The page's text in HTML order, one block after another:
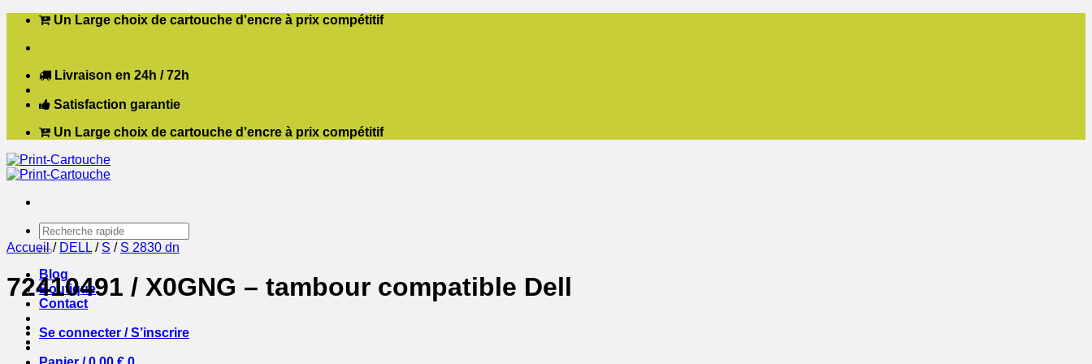
Passer
contenu
Un Large choix de cartouche d'encre à prix compétitif
Livraison en 24h / 72h
Satisfaction garantie
Un Large choix de cartouche d'encre à prix compétitif
Recherche
pour :
Blog
Boutique
Contact
Se connecter / S’inscrire
Accueil / DELL / S / S 2830 dn
72410491 / X0GNG – tambour compatible Dell